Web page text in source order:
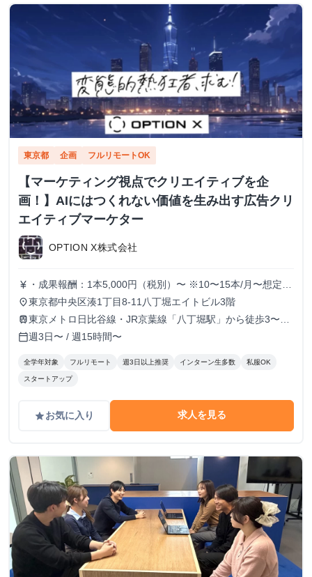
東京都 企画 フルリモートOK
【マーケティング視点でクリエイティブを企
画！】AIにはつくれない価値を生み出す広告クリ
エイティブマーケター
OPTION X株式会社
currency_yen ・成果報酬：1本5,000円（税別）〜 ※10〜15本/月〜想定
※経験、実績、能力等によって変動 ※トライアル期間の場
合変動あり
place東京都中央区湊1丁目8-11八丁堀エイトビル3階
train東京メトロ日比谷線・JR京葉線「八丁堀駅」から徒歩3〜6
分
calendar_today週3日〜 / 週15時間〜
全学年対象 フルリモート 週3日以上推奨 インターン生多数 私服OK
スタートアップ
gradeお気に入り 求人を見る